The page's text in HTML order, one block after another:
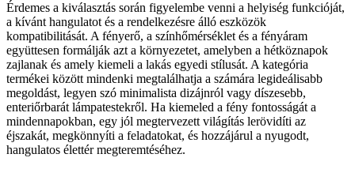
Érdemes a kiválasztás során figyelembe venni a helyiség funkcióját,
a kívánt hangulatot és a rendelkezésre álló eszközök
kompatibilitását. A fényerő, a színhőmérséklet és a fényáram
együttesen formálják azt a környezetet, amelyben a hétköznapok
zajlanak és amely kiemeli a lakás egyedi stílusát. A kategória
termékei között mindenki megtalálhatja a számára legideálisabb
megoldást, legyen szó minimalista dizájnról vagy díszesebb,
enteriőrbarát lámpatestekről. Ha kiemeled a fény fontosságát a
mindennapokban, egy jól megtervezett világítás lerövidíti az
éjszakát, megkönnyíti a feladatokat, és hozzájárul a nyugodt,
hangulatos élettér megteremtéséhez.